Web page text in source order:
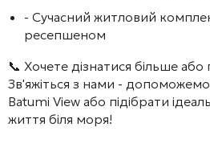
- Сучасний житловий
ресепшеном
📞 Хочете дізнатися більше
Зв'яжіться з нами - допоможемо
Batumi View або підібрати
життя біля моря!